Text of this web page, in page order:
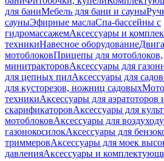
для баниМебель для бани и сауны
сауныЭфирные маслаСпа-бассейны с
гидромассажемАксессуары и
техникиНавесное оборудование
мотоблоковПрицепы для мотоблоков,
минитракторовАксессуары для
для цепных пилАксессуары для
для кусторезов, ножниц садовых
техникиАксессуары для аэратоторов
скарификаторовАксессуары для
мотоблоковАксессуары для
газонокосилокАксессуары для
триммеровАксессуары для моек
давленияАксессуары и